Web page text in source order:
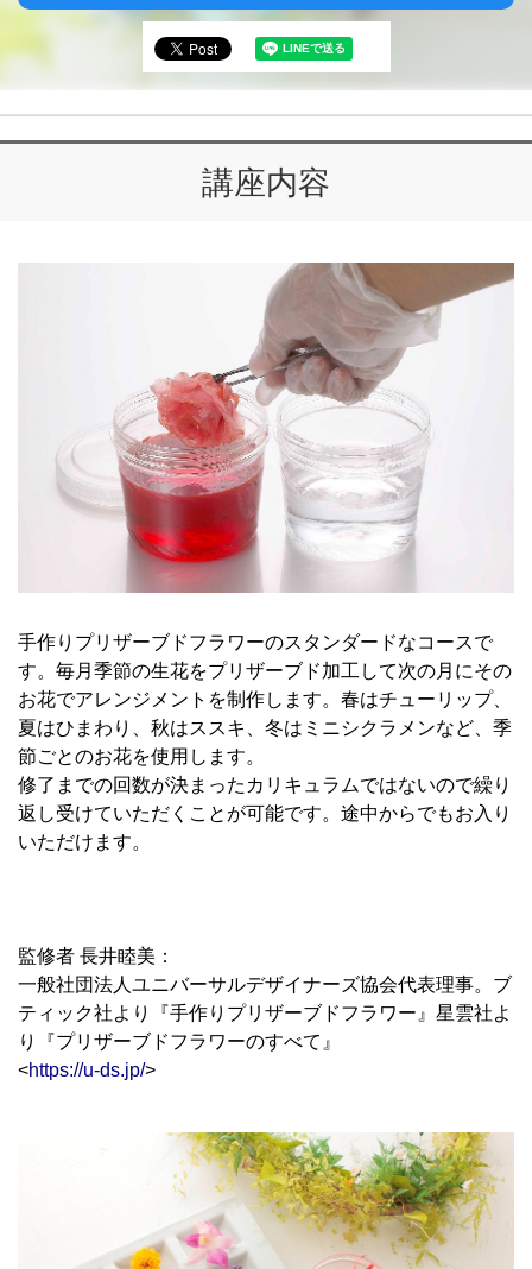
講座内容
手作りプリザーブドフラワーのスタンダードなコースで
す。毎月季節の生花をプリザーブド加工して次の月にその
お花でアレンジメントを制作します。春はチューリップ、
夏はひまわり、秋はススキ、冬はミニシクラメンなど、季
節ごとのお花を使用します。
修了までの回数が決まったカリキュラムではないので繰り
返し受けていただくことが可能です。途中からでもお入り
いただけます。
監修者 長井睦美：
一般社団法人ユニバーサルデザイナーズ協会代表理事。ブ
ティック社より『手作りプリザーブドフラワー』星雲社よ
り『プリザーブドフラワーのすべて』
<https://u-ds.jp/>